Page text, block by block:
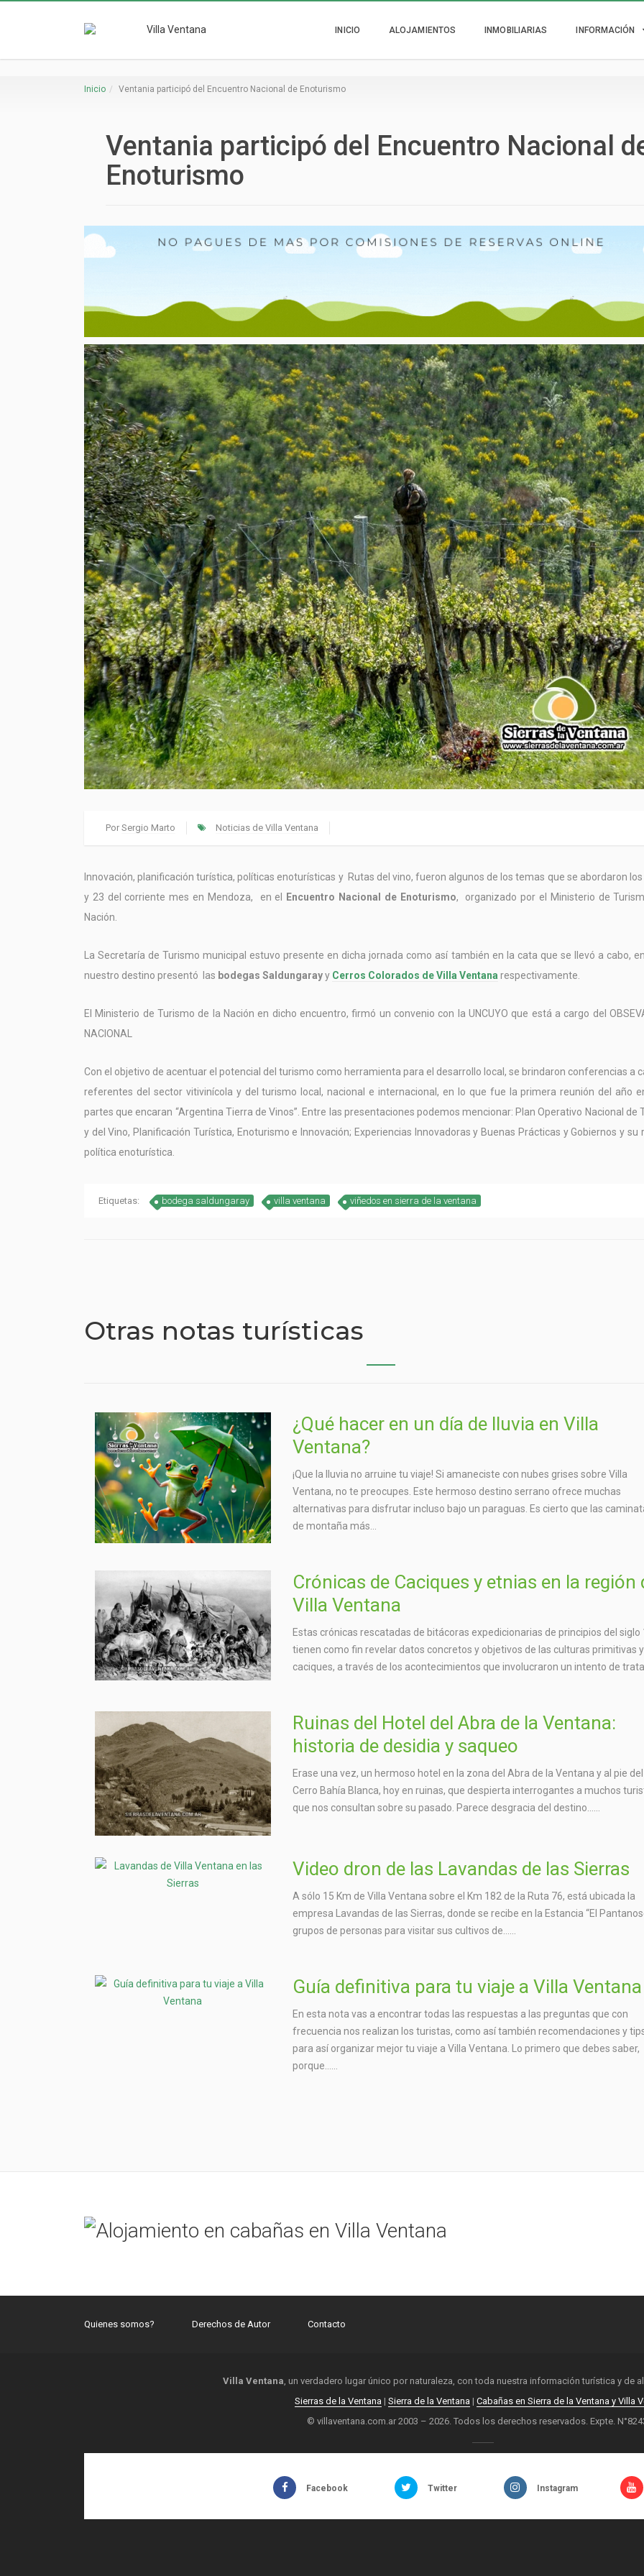
INICIO ALOJAMIENTOS INMOBILIARIAS INFORMACIÓN
Inicio Ventania participó del Encuentro Nacional de Enoturismo
Ventania participó del Encuentro Nacional
Enoturismo
Por Sergio Marto Noticias de Villa Ventana
Innovación, planificación turística, políticas enoturísticas y Rutas del vino, fueron algunos de los temas que se abordaron los
y 23 del corriente mes en Mendoza, en el
Encuentro Nacional de Enoturismo, organizado por el Ministerio de
Nación.
La Secretaría de Turismo municipal estuvo presente en dicha jornada como así también en la cata que se llevó a cabo,
nuestro destino presentó las bodegas Saldungarayy Cerros Colorados de Villa Ventana respectivamente.
El Ministerio de Turismo de la Nación en dicho encuentro, firmó un convenio con la UNCUYO que está a cargo del
NACIONAL
Con el objetivo de acentuar el potencial del turismo como herramienta para el desarrollo local, se brindaron conferencias a
referentes del sector vitivinícola y del turismo local, nacional e internacional, en lo que fue la primera reunión del año
partes que encaran “Argentina Tierra de Vinos”. Entre las presentaciones podemos mencionar: Plan Operativo Nacional de
y del Vino, Planificación Turística, Enoturismo e Innovación; Experiencias Innovadoras y Buenas Prácticas y Gobiernos y su
política enoturística.
Etiquetas: bodega saldungaray villa ventana viñedos en sierra de la ventana
Otras notas turísticas
¿Qué hacer en un día de lluvia en Villa
Ventana?
¡Que la lluvia no arruine tu viaje! Si amaneciste con nubes grises sobre Villa
Ventana, no te preocupes. Este hermoso destino serrano ofrece muchas
alternativas para disfrutar incluso bajo un paraguas. Es cierto que las
de montaña más...
Crónicas de Caciques y etnias en la región
Villa Ventana
Estas crónicas rescatadas de bitácoras expedicionarias de principios del siglo
tienen como fin revelar datos concretos y objetivos de las culturas primitivas
caciques, a través de los acontecimientos que involucraron un intento de
Ruinas del Hotel del Abra de la Ventana:
historia de desidia y saqueo
Erase una vez, un hermoso hotel en la zona del Abra de la Ventana y al pie del
Cerro Bahía Blanca, hoy en ruinas, que despierta interrogantes a muchos
que nos consultan sobre su pasado. Parece desgracia del destino…...
Video dron de las Lavandas de las Sierras
A sólo 15 Km de Villa Ventana sobre el Km 182 de la Ruta 76, está ubicada la
empresa Lavandas de las Sierras, donde se recibe en la Estancia “El
grupos de personas para visitar sus cultivos de…...
Guía definitiva para tu viaje a Villa Ventana
En esta nota vas a encontrar todas las respuestas a las preguntas que con
frecuencia nos realizan los turistas, como así también recomendaciones y
para así organizar mejor tu viaje a Villa Ventana. Lo primero que debes saber,
porque…...
Quienes somos? Derechos de Autor Contacto
Villa Ventana, un verdadero lugar único por naturaleza, con toda nuestra información turística y de
Sierras de la Ventana | Sierra de la Ventana | Cabañas en Sierra de la Ventana y Villa
© villaventana.com.ar 2003 – 2026. Todos los derechos reservados. Expte.
Facebook Twitter Instagram